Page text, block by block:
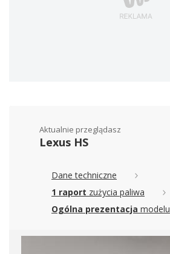
Aktualnie przeglądasz
Lexus HS
Dane techniczne
1 raport zużycia paliwa
Ogólna prezentacja modelu